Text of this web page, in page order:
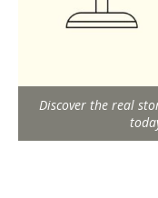
Discover the real